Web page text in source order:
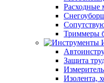
Расходные
Триммеры
Защита
Изолента,